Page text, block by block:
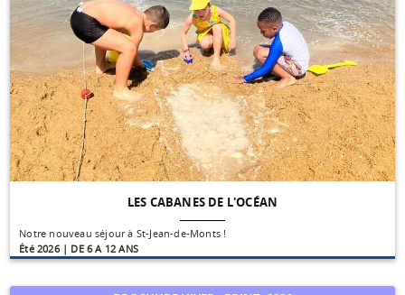
LES CABANES DE L'OCÉAN
Notre nouveau séjour à St-Jean-de-Monts !
Été 2026 | DE 6 A 12 ANS